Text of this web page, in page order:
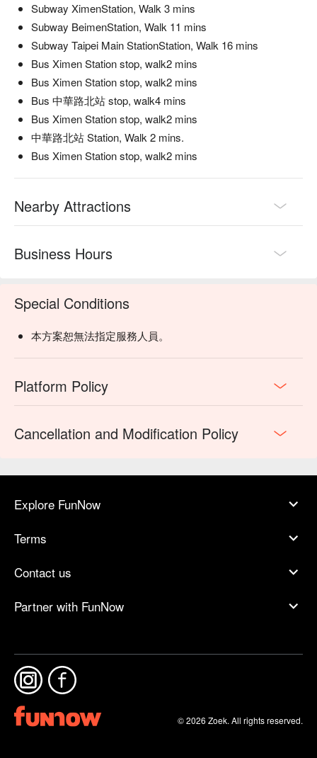
Subway XimenStation, Walk 3 mins
Subway BeimenStation, Walk 11 mins
Subway Taipei Main StationStation, Walk 16 mins
Bus Ximen Station stop, walk2 mins
Bus Ximen Station stop, walk2 mins
Bus 中華路北站 stop, walk4 mins
Bus Ximen Station stop, walk2 mins
中華路北站 Station, Walk 2 mins.
Bus Ximen Station stop, walk2 mins
Nearby Attractions
Business Hours
Special Conditions
本方案恕無法指定服務人員。
Platform Policy
Cancellation and Modification Policy
Explore FunNow
Terms
Contact us
Partner with FunNow
© 2026 Zoek. All rights reserved.